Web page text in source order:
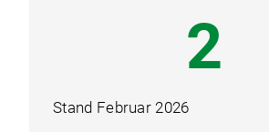
3
Stand Februar 2026